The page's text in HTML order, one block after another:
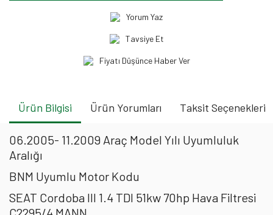
Yorum Yaz
Tavsiye Et
Fiyatı Düşünce Haber Ver
Ürün Bilgisi Ürün Yorumları Taksit Seçenekleri
06.2005- 11.2009 Araç Model Yılı Uyumluluk
Aralığı
BNM Uyumlu Motor Kodu
SEAT Cordoba III 1.4 TDI 51kw 70hp Hava Filtresi